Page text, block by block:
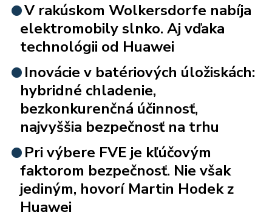
V rakúskom Wolkersdorfe nabíja
elektromobily slnko. Aj vďaka
technológii od Huawei
Inovácie v batériových úložiskách:
hybridné chladenie,
bezkonkurenčná účinnosť,
najvyššia bezpečnosť na trhu
Pri výbere FVE je kľúčovým
faktorom bezpečnosť. Nie však
jediným, hovorí Martin Hodek z
Huawei